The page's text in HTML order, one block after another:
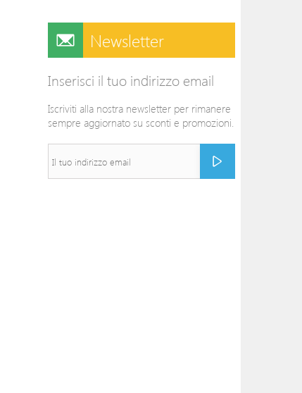
Newsletter
Inserisci il tuo indirizzo email
Iscriviti alla nostra newsletter per rimanere
sempre aggiornato su sconti e promozioni.